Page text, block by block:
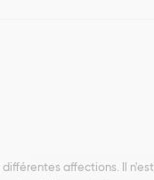
affections. Il